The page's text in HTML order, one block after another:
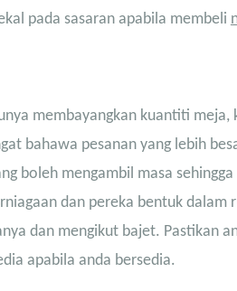
pada sasaran apabila membeli
membayangkan kuantiti meja,
bahawa pesanan yang lebih
boleh mengambil masa
dan pereka bentuk
dan mengikut bajet. Pastikan
apabila anda bersedia.